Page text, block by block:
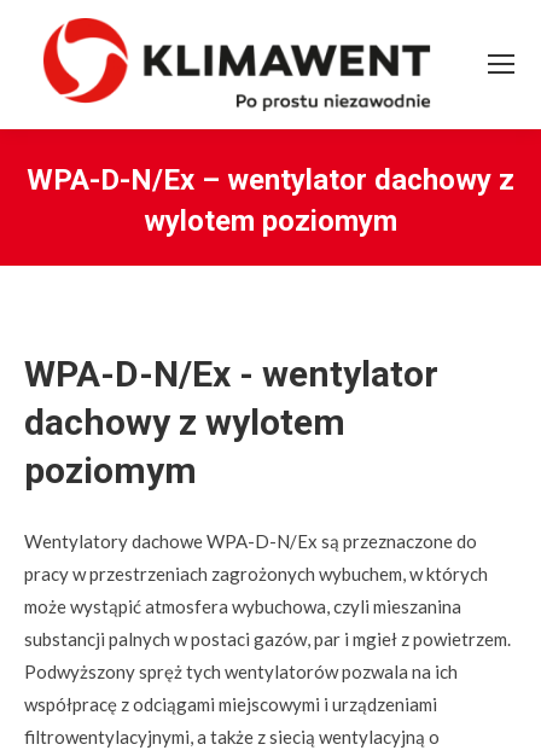
WPA-D-N/Ex – wentylator dachowy z
wylotem poziomym
WPA-D-N/Ex - wentylator
dachowy z wylotem
poziomym
Wentylatory dachowe WPA-D-N/Ex są przeznaczone do
pracy w przestrzeniach zagrożonych wybuchem, w których
może wystąpić atmosfera wybuchowa, czyli mieszanina
substancji palnych w postaci gazów, par i mgieł z powietrzem.
Podwyższony spręż tych wentylatorów pozwala na ich
współpracę z odciągami miejscowymi i urządzeniami
filtrowentylacyjnymi, a także z siecią wentylacyjną o